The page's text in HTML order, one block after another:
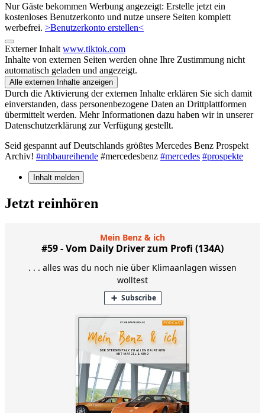
Nur Gäste bekommen Werbung angezeigt: Erstelle jetzt ein
kostenloses Benutzerkonto und nutze unsere Seiten komplett
werbefrei. >Benutzerkonto erstellen<
Externer Inhalt www.tiktok.com
Inhalte von externen Seiten werden ohne Ihre Zustimmung nicht
automatisch geladen und angezeigt.
Alle externen Inhalte anzeigen
Durch die Aktivierung der externen Inhalte erklären Sie sich damit
einverstanden, dass personenbezogene Daten an Drittplattformen
übermittelt werden. Mehr Informationen dazu haben wir in unserer
Datenschutzerklärung zur Verfügung gestellt.
Seid gespannt auf Deutschlands größtes Mercedes Benz Prospekt
Archiv! #mbbaureihende #mercedesbenz #mercedes #prospekte
Inhalt melden
Jetzt reinhören